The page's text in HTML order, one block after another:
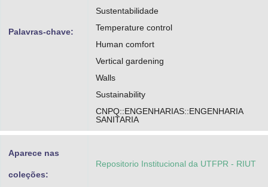
Palavras-chave:
Sustentabilidade
Temperature control
Human comfort
Vertical gardening
Walls
Sustainability
CNPQ::ENGENHARIAS::ENGENHARIA
SANITARIA
Aparece nas
coleções:
Repositorio Institucional da UTFPR - RIUT